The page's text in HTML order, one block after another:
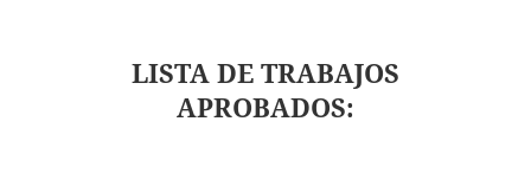
LISTA DE TRABAJOS
APROBADOS: